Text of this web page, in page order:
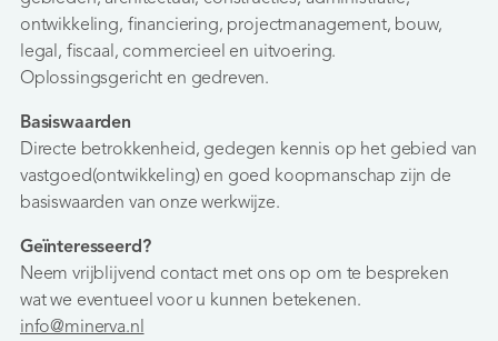
ontwikkeling, financiering, projectmanagement, bouw,
legal, fiscaal, commercieel en uitvoering.
Oplossingsgericht en gedreven.
Basiswaarden
Directe betrokkenheid, gedegen kennis op het gebied van
vastgoed(ontwikkeling) en goed koopmanschap zijn de
basiswaarden van onze werkwijze.
Geïnteresseerd?
Neem vrijblijvend contact met ons op om te bespreken
wat we eventueel voor u kunnen betekenen.
info@minerva.nl